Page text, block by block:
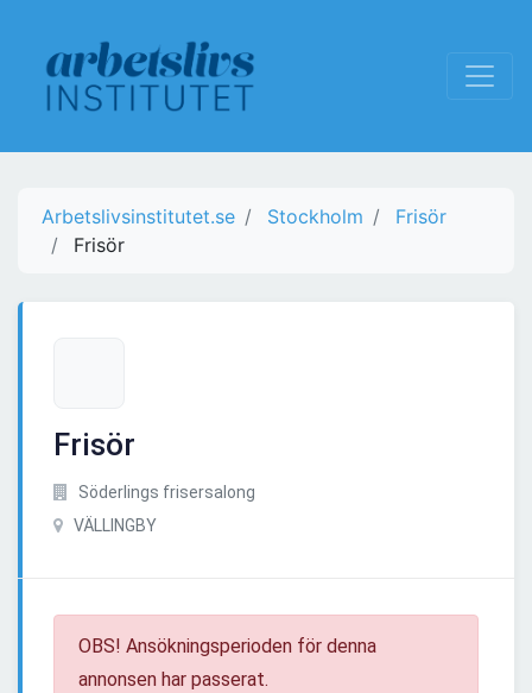
Arbetslivsinstitutet.se Stockholm
Frisör
Frisör
Frisör
Söderlings frisersalong
VÄLLINGBY
OBS! Ansökningsperioden för denna
annonsen har passerat.